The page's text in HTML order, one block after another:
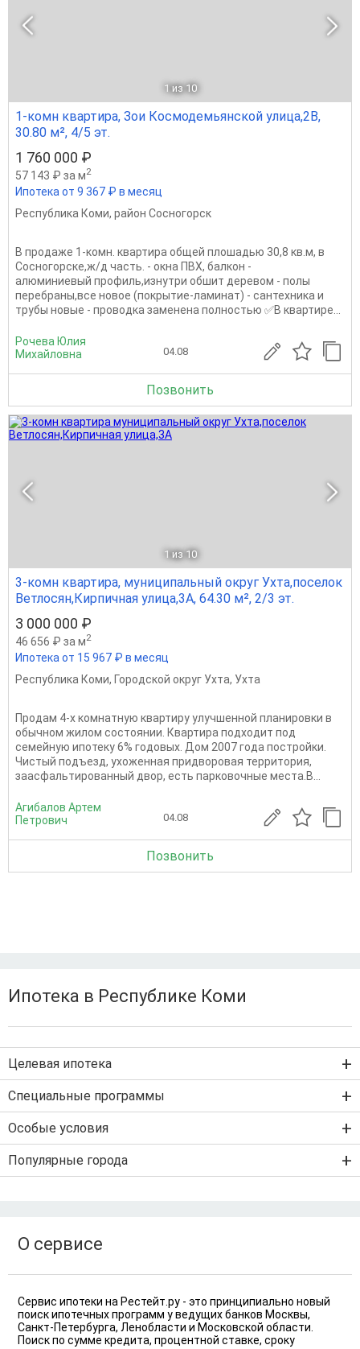
1 из 10
1-комн квартира, Зои Космодемьянской улица,2В,
30.80 м², 4/5 эт.
1 760 000 ₽
57 143 ₽ за м2
Ипотека от 9 367 ₽ в месяц
Республика Коми, район Сосногорск
В продаже 1-комн. квартира общей плошадью 30,8 кв.м, в
Сосногорске,ж/д часть. - окна ПВХ, балкон -
алюминиевый профиль,изнутри обшит деревом - полы
перебраны,все новое (покрытие-ламинат) - сантехника и
трубы новые - проводка заменена полностью ✅В квартире...
Рочева Юлия
Михайловна
04.08
Позвонить
1 из 10
3-комн квартира, муниципальный округ Ухта,поселок
Ветлосян,Кирпичная улица,3А, 64.30 м², 2/3 эт.
3 000 000 ₽
46 656 ₽ за м2
Ипотека от 15 967 ₽ в месяц
Республика Коми, Городской округ Ухта, Ухта
Продам 4-х комнатную квартиру улучшенной планировки в
обычном жилом состоянии. Квартира подходит под
семейную ипотеку 6% годовых. Дом 2007 года постройки.
Чистый подъезд, ухоженная придворовая территория,
заасфальтированный двор, есть парковочные места.В...
Агибалов Артем
Петрович
04.08
Позвонить
Ипотека в Республике Коми
Целевая ипотека
Ипотека на вторичку
Ипотека на строительство дома
IT-ипотека
Специальные программы
Военная ипотека
Арктическая ипотека
Особые условия
Ипотека без первого взноса
Популярные города
О сервисе
Сервис ипотеки на Рестейт.ру - это принципиально новый
поиск ипотечных программ у ведущих банков Москвы,
Санкт-Петербурга, Ленобласти и Московской области.
Поиск по сумме кредита, процентной ставке, сроку